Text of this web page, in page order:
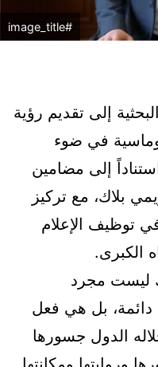
#image_title
إلى تقديم رؤية
في ضوء
إلى مضامين
بلاك، مع تركيز
توظيف الإعلام
الكبرى.
ليست مجرد
بل هي فعل
الدول جسورها